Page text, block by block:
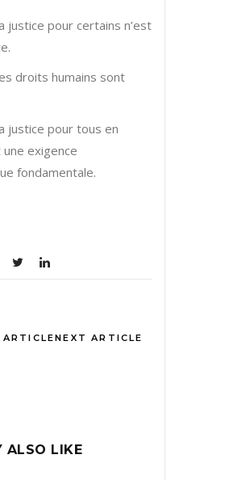
justice pour certains n’est
droits humains sont
justice pour tous en
exigence
fondamentale.
ARTICLENEXT ARTICLE
ALSO LIKE